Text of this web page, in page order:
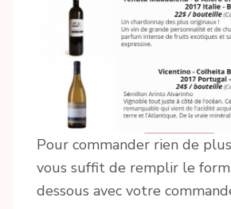
Pour commander rien de
vous suffit de remplir le
dessous avec votre